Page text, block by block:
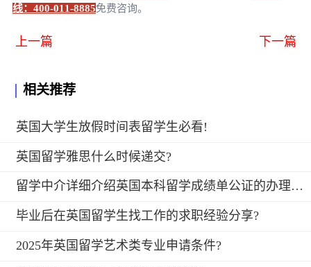
线：400-011-8885免费咨询。
上一篇 下一篇
相关推荐
英国大学生放假时间表留学生必看!
英国留学雅思什么时候递交?
留学中介详细介绍英国本科留学成绩单公证的办理流程?
毕业后在英国留学生找工作的求职经验分享?
2025年英国留学艺术类专业申请条件?